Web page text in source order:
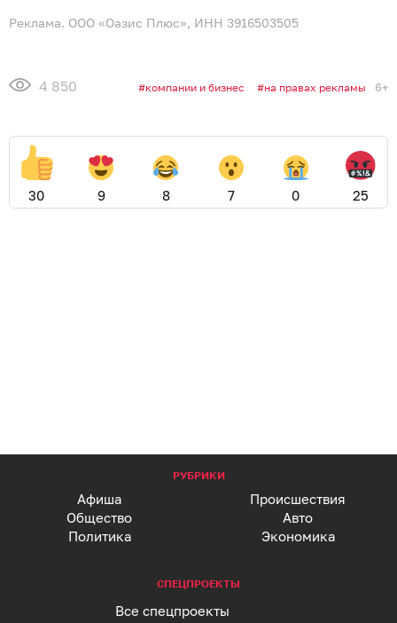
Реклама. ООО «Оазис Плюс», ИНН 3916503505
4 850 компании и бизнес на правах рекламы 6+
30 9 8 7 0 25
РУБРИКИ
Афиша
Происшествия
Общество
Авто
Политика
Экономика
СПЕЦПРОЕКТЫ
Все спецпроекты